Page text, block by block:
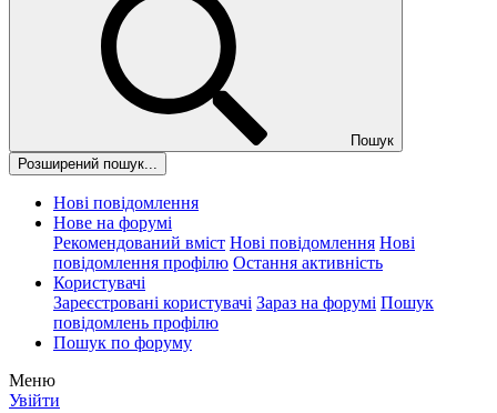
Пошук
Розширений пошук...
Нові повідомлення
Нове на форумі
Рекомендований вміст Нові повідомлення Нові
повідомлення профілю Остання активність
Користувачі
Зареєстровані користувачі Зараз на форумі Пошук
повідомлень профілю
Пошук по форуму
Меню
Увійти